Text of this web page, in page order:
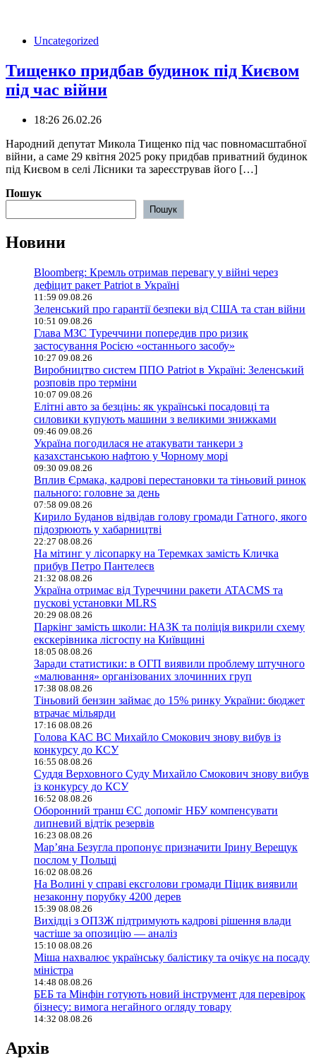
Uncategorized
Тищенко придбав будинок під Києвом
під час війни
18:26 26.02.26
Народний депутат Микола Тищенко під час повномасштабної
війни, а саме 29 квітня 2025 року придбав приватний будинок
під Києвом в селі Лісники та зареєстрував його […]
Пошук
Пошук
Новини
Bloomberg: Кремль отримав перевагу у війні через
дефіцит ракет Patriot в Україні
11:59 09.08.26
Зеленський про гарантії безпеки від США та стан війни
10:51 09.08.26
Глава МЗС Туреччини попередив про ризик
застосування Росією «останнього засобу»
10:27 09.08.26
Виробництво систем ППО Patriot в Україні: Зеленський
розповів про терміни
10:07 09.08.26
Елітні авто за безцінь: як українські посадовці та
силовики купують машини з великими знижками
09:46 09.08.26
Україна погодилася не атакувати танкери з
казахстанською нафтою у Чорному морі
09:30 09.08.26
Вплив Єрмака, кадрові перестановки та тіньовий ринок
пального: головне за день
07:58 09.08.26
Кирило Буданов відвідав голову громади Гатного, якого
підозрюють у хабарництві
22:27 08.08.26
На мітинг у лісопарку на Теремках замість Кличка
прибув Петро Пантелеєв
21:32 08.08.26
Україна отримає від Туреччини ракети ATACMS та
пускові установки MLRS
20:29 08.08.26
Паркінг замість школи: НАЗК та поліція викрили схему
екскерівника лісгоспу на Київщині
18:05 08.08.26
Заради статистики: в ОГП виявили проблему штучного
«малювання» організованих злочинних груп
17:38 08.08.26
Тіньовий бензин займає до 15% ринку України: бюджет
втрачає мільярди
17:16 08.08.26
Голова КАС ВС Михайло Смокович знову вибув із
конкурсу до КСУ
16:55 08.08.26
Суддя Верховного Суду Михайло Смокович знову вибув
із конкурсу до КСУ
16:52 08.08.26
Оборонний транш ЄС допоміг НБУ компенсувати
липневий відтік резервів
16:23 08.08.26
Мар’яна Безугла пропонує призначити Ірину Верещук
послом у Польщі
16:02 08.08.26
На Волині у справі ексголови громади Піцик виявили
незаконну порубку 4200 дерев
15:39 08.08.26
Вихідці з ОПЗЖ підтримують кадрові рішення влади
частіше за опозицію — аналіз
15:10 08.08.26
Міша нахвалює українську балістику та очікує на посаду
міністра
14:48 08.08.26
БЕБ та Мінфін готують новий інструмент для перевірок
бізнесу: вимога негайного огляду товару
14:32 08.08.26
Архів